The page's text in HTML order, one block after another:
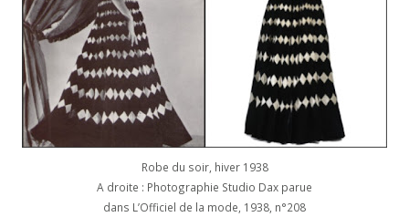
Robe du soir, hiver 1938
A droite : Photographie Studio Dax parue
dans L’Officiel de la mode, 1938, n°208